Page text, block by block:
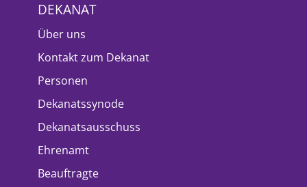
DEKANAT
Über uns
Kontakt zum Dekanat
Personen
Dekanatssynode
Dekanatsausschuss
Ehrenamt
Beauftragte